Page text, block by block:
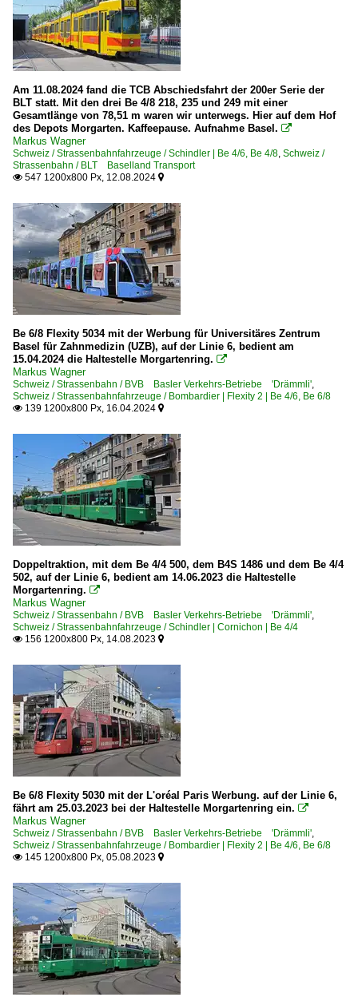
Am 11.08.2024 fand die TCB Abschiedsfahrt der 200er Serie der
BLT statt. Mit den drei Be 4/8 218, 235 und 249 mit einer
Gesamtlänge von 78,51 m waren wir unterwegs. Hier auf dem Hof
des Depots Morgarten. Kaffeepause. Aufnahme Basel. 
Markus Wagner
Schweiz / Strassenbahnfahrzeuge / Schindler | Be 4/6, Be 4/8, Schweiz /
Strassenbahn / BLT Baselland Transport
 547 1200x800 Px, 12.08.2024 
Be 6/8 Flexity 5034 mit der Werbung für Universitäres Zentrum
Basel für Zahnmedizin (UZB), auf der Linie 6, bedient am
15.04.2024 die Haltestelle Morgartenring. 
Markus Wagner
Schweiz / Strassenbahn / BVB Basler Verkehrs-Betriebe 'Drämmli',
Schweiz / Strassenbahnfahrzeuge / Bombardier | Flexity 2 | Be 4/6, Be 6/8
 139 1200x800 Px, 16.04.2024 
Doppeltraktion, mit dem Be 4/4 500, dem B4S 1486 und dem Be 4/4
502, auf der Linie 6, bedient am 14.06.2023 die Haltestelle
Morgartenring. 
Markus Wagner
Schweiz / Strassenbahn / BVB Basler Verkehrs-Betriebe 'Drämmli',
Schweiz / Strassenbahnfahrzeuge / Schindler | Cornichon | Be 4/4
 156 1200x800 Px, 14.08.2023 
Be 6/8 Flexity 5030 mit der L'oréal Paris Werbung. auf der Linie 6,
fährt am 25.03.2023 bei der Haltestelle Morgartenring ein. 
Markus Wagner
Schweiz / Strassenbahn / BVB Basler Verkehrs-Betriebe 'Drämmli',
Schweiz / Strassenbahnfahrzeuge / Bombardier | Flexity 2 | Be 4/6, Be 6/8
 145 1200x800 Px, 05.08.2023 